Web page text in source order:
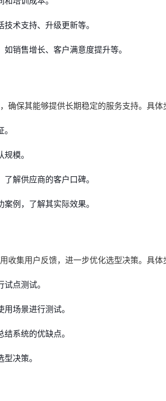
术支持、升级更新等。
销售增长、客户满意度提升等。
确保其能够提供长期稳定的服务支持。具体
模。
解供应商的客户口碑。
例，了解其实际效果。
收集用户反馈，进一步优化选型决策。具体
点测试。
场景进行测试。
系统的优缺点。
决策。